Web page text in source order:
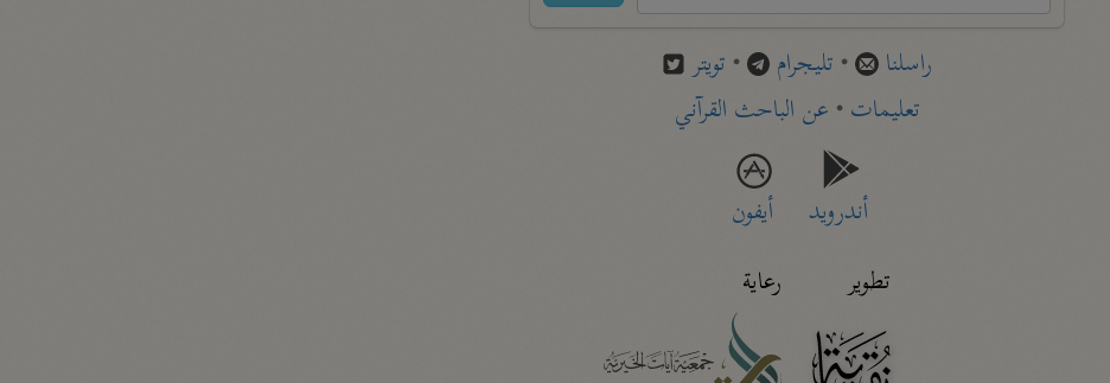
راسلنا • تليجرام • تويتر
تعليمات• عن الباحث القرآني
أندرويد
أيفون
تطوير
رعاية